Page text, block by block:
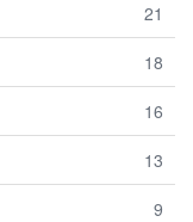
21
18
16
13
9